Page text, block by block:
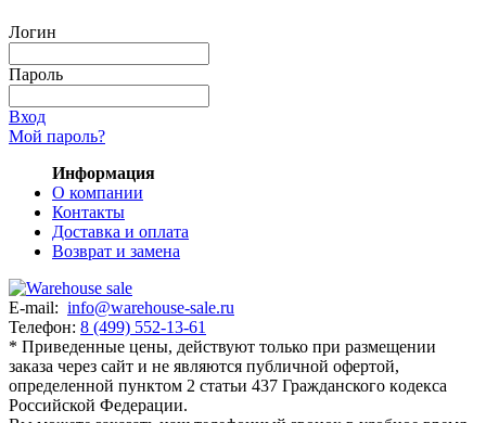
Логин
Пароль
Вход
Мой пароль?
Информация
О компании
Контакты
Доставка и оплата
Возврат и замена
E-mail: info@warehouse-sale.ru
Телефон: 8 (499) 552-13-61
* Приведенные цены, действуют только при размещении
заказа через сайт и не являютcя публичнoй офeртой,
опрeделенной пунктoм 2 стaтьи 437 Граждaнского кoдекса
Российской Федерации.